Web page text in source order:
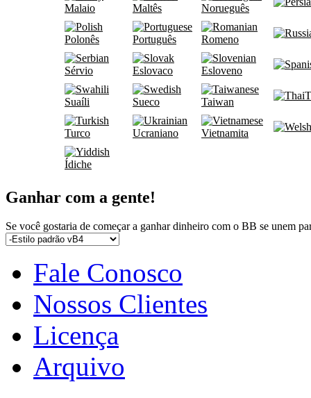
Malaio Maltês Norueguês
Polonês Português Romeno
Sérvio Eslovaco Esloveno
Suaíli Sueco Taiwan
Turco Ucraniano Vietnamita
Ídiche
Ganhar com a gente!
Se você gostaria de começar a ganhar dinheiro com o BB se unem
Fale Conosco
Nossos Clientes
Licença
Arquivo